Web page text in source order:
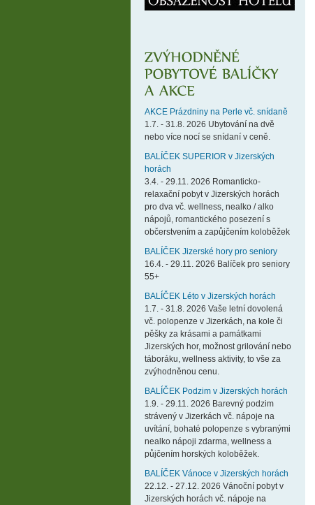
AKCE Prázdniny na Perle vč. snídaně
1.7. - 31.8. 2026 Ubytování na dvě
nebo více nocí se snídaní v ceně.
BALÍČEK SUPERIOR v Jizerských
horách
3.4. - 29.11. 2026 Romanticko-
relaxační pobyt v Jizerských horách
pro dva vč. wellness, nealko / alko
nápojů, romantického posezení s
občerstvením a zapůjčením koloběžek
BALÍČEK Jizerské hory pro seniory
16.4. - 29.11. 2026 Balíček pro seniory
55+
BALÍČEK Léto v Jizerských horách
1.7. - 31.8. 2026 Vaše letní dovolená
vč. polopenze v Jizerkách, na kole či
pěšky za krásami a památkami
Jizerských hor, možnost grilování nebo
táboráku, wellness aktivity, to vše za
zvýhodněnou cenu.
BALÍČEK Podzim v Jizerských horách
1.9. - 29.11. 2026 Barevný podzim
strávený v Jizerkách vč. nápoje na
uvítání, bohaté polopenze s vybranými
nealko nápoji zdarma, wellness a
půjčením horských koloběžek.
BALÍČEK Vánoce v Jizerských horách
22.12. - 27.12. 2026 Vánoční pobyt v
Jizerských horách vč. nápoje na